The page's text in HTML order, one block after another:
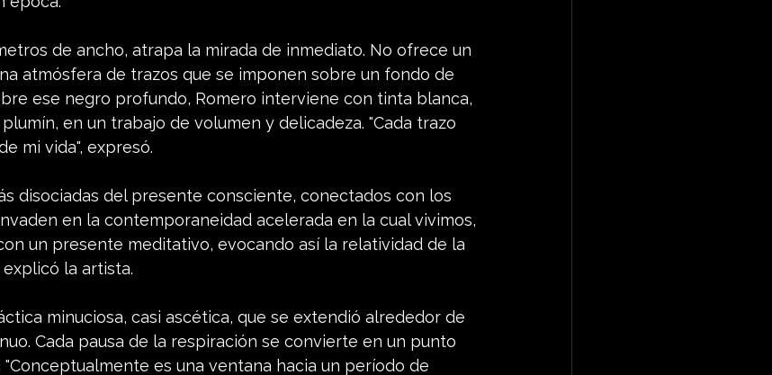
de ancho, atrapa la mirada de inmediato. No ofrece un
atmósfera de trazos que se imponen sobre un fondo de
ese negro profundo, Romero interviene con tinta blanca,
en un trabajo de volumen y delicadeza. "Cada trazo
mi vida", expresó.
disociadas del presente consciente, conectados con los
en la contemporaneidad acelerada en la cual vivimos,
un presente meditativo, evocando así la relatividad de la
la artista.
minuciosa, casi ascética, que se extendió alrededor de
Cada pausa de la respiración se convierte en un punto
es una ventana hacia un período de